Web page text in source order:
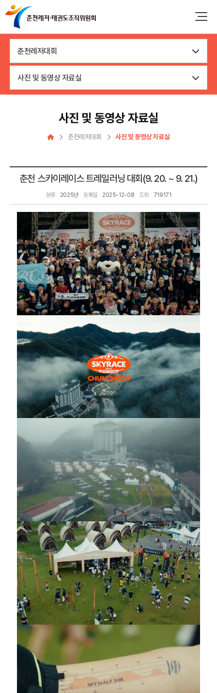
춘천레저대회
사진 및 동영상 자료실
사진 및 동영상 자료실
춘천레저대회 사진 및 동영상 자료실
춘천 스카이레이스 트레일러닝 대회(9. 20. ~ 9. 21.)
분류 2025년 등록일 2025-12-08 조회 719171